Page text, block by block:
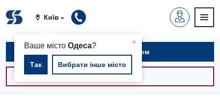
Київ
×
Ваше містоОдеса?
Так Вибрати інше місто
Записатися на прийом
Консультації -30%